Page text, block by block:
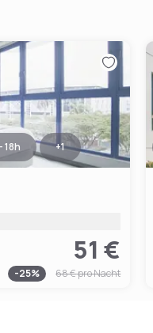
18h +1
51 €
-25% 68 €pro Nacht